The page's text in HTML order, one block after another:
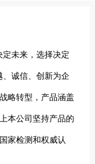
定未来，选择决定
、诚信、创新为企
略转型，产品涵盖
本公司坚持产品的
家检测和权威认
客户服务为中